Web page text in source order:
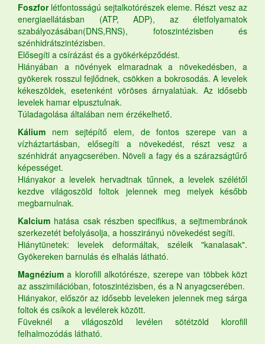
Foszforlétfontosságú sejtalkotórészek eleme. Részt vesz az
energiaellátásban (ATP, ADP), az életfolyamatok
szabályozásában(DNS,RNS), fotoszintézisben és
szénhidrátszintézisben.
Elősegíti a csírázást és a gyökérképződést.
Hiányában a növények elmaradnak a növekedésben, a
gyökerek rosszul fejlődnek, csökken a bokrosodás. A levelek
kékeszöldek, esetenként vöröses árnyalatúak. Az idősebb
levelek hamar elpusztulnak.
Túladagolása általában nem érzékelhető.
Kálium nem sejtépítő elem, de fontos szerepe van a
vízháztartásban, elősegíti a növekedést, részt vesz a
szénhidrát anyagcserében. Növeli a fagy és a szárazságtűrő
képességet.
Hiányakor a levelek hervadtnak tűnnek, a levelek szélétől
kezdve világoszöld foltok jelennek meg melyek később
megbarnulnak.
Kalcium hatása csak részben specifikus, a sejtmembránok
szerkezetét befolyásolja, a hosszirányú növekedést segíti.
Hiánytünetek: levelek deformáltak, széleik "kanalasak".
Gyökereken barnulás és elhalás látható.
Magnézium a klorofill alkotórésze, szerepe van többek közt
az asszimilációban, fotoszintézisben, és a N anyagcserében.
Hiányakor, először az idősebb leveleken jelennek meg sárga
foltok és csíkok a levélerek között.
Füveknél a világoszöld levélen sötétzöld klorofill
felhalmozódás látható.